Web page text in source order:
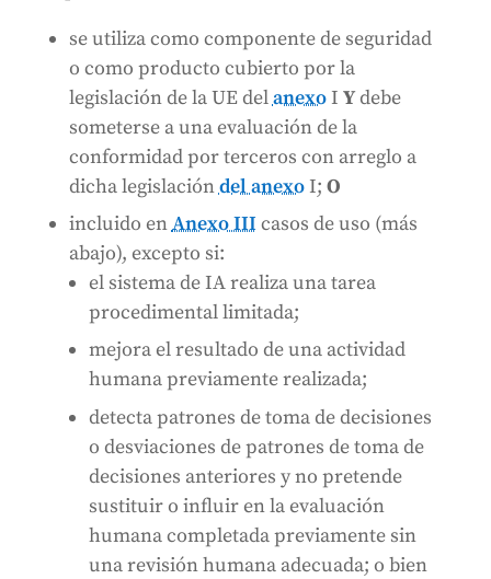
se utiliza como componente de seguridad
o como producto cubierto por la
legislación de la UE delanexoI Ydebe
someterse a una evaluación de la
conformidad por terceros con arreglo a
dicha legislacióndel anexoI; O
incluido enAnexo IIIcasos de uso (más
abajo), excepto si:
el sistema de IA realiza una tarea
procedimental limitada;
mejora el resultado de una actividad
humana previamente realizada;
detecta patrones de toma de decisiones
o desviaciones de patrones de toma de
decisiones anteriores y no pretende
sustituir o influir en la evaluación
humana completada previamente sin
una revisión humana adecuada; o bien